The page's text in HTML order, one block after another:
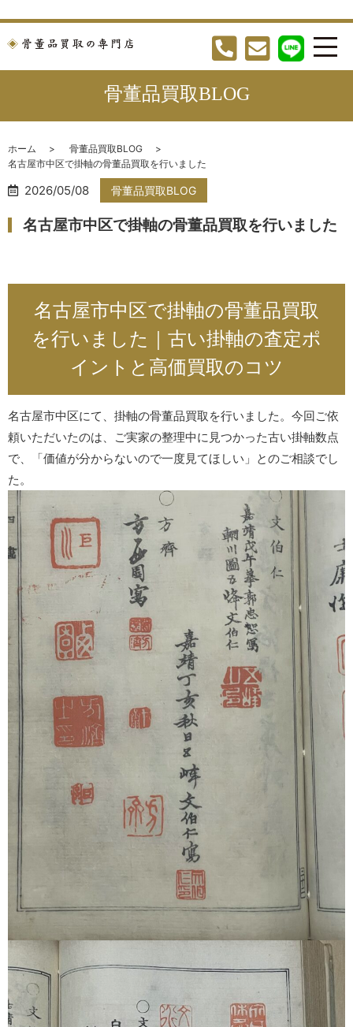
骨董品買取BLOG
ホーム
骨董品買取BLOG
名古屋市中区で掛軸の骨董品買取を行いました
2026/05/08 骨董品買取BLOG
名古屋市中区で掛軸の骨董品買取を行いました
名古屋市中区で掛軸の骨董品買取
を行いました｜古い掛軸の査定ポ
イントと高価買取のコツ
名古屋市中区にて、掛軸の骨董品買取を行いました。今回ご依
頼いただいたのは、ご実家の整理中に見つかった古い掛軸数点
で、「価値が分からないので一度見てほしい」とのご相談でし
た。